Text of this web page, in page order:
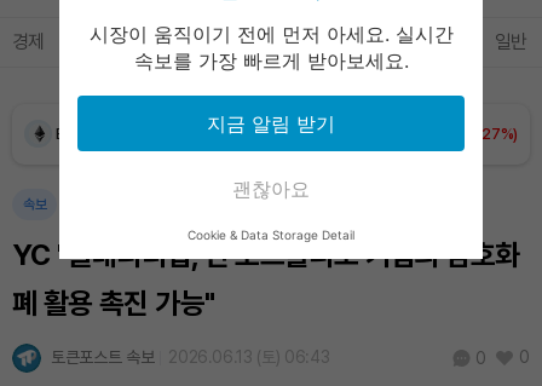
경제 마켓 정책 정치 인사이트 브리핑 속보 일반
₩91,411,198
Ethereum (ETH) (+0.27%)
BNB (BNB) ₩845,087(+1.37%)
USDC (USDC)
속보
YC "클래리티법, 전 포트폴리오 기업의 암호화
폐 활용 촉진 가능"
토큰포스트 속보 2026.06.13 (토) 06:43 0 0
시장이 움직이기 전에 먼저 아세요. 실시간
속보를 가장 빠르게 받아보세요.
지금 알림 받기
괜찮아요
Cookie & Data Storage Detail